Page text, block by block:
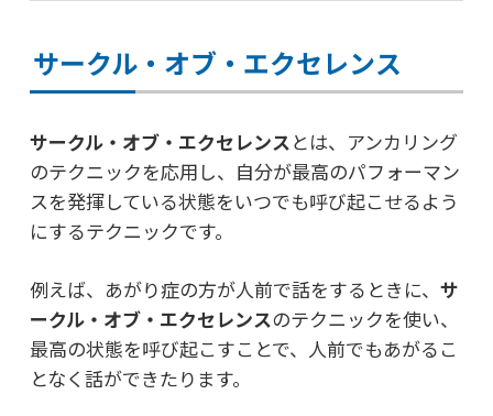
サークル・オブ・エクセレンス
サークル・オブ・エクセレンスとは、アンカリング
のテクニックを応用し、 自分が最高のパフォーマン
スを発揮している状態をいつでも呼び起こせるよう
にするテクニックです。
例えば、あがり症の方が人前で話をするときに、 サ
ークル・オブ・エクセレンスのテクニックを使い、
最高の状態を呼び起こすことで、人前でもあがるこ
となく話ができたります。